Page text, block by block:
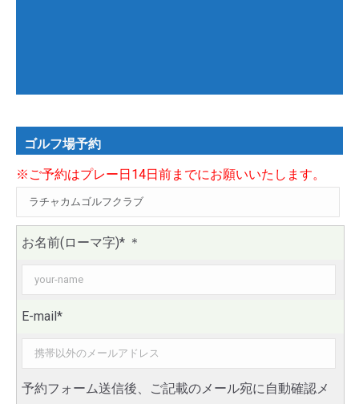
ゴルフ場予約
※ご予約はプレー日14日前までにお願いいたします。
お名前(ローマ字)* ＊
E-mail*
予約フォーム送信後、ご記載のメール宛に自動確認メ